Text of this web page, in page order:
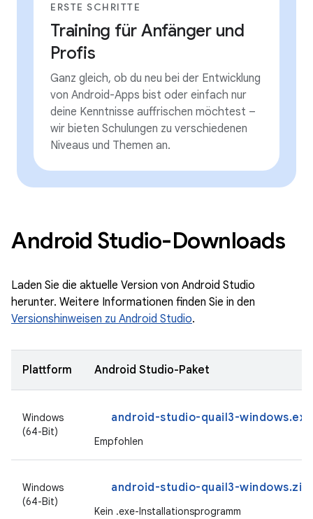
ERSTE SCHRITTE
Training für Anfänger und
Profis
Ganz gleich, ob du neu bei der Entwicklung
von Android-Apps bist oder einfach nur
deine Kenntnisse auffrischen möchtest –
wir bieten Schulungen zu verschiedenen
Niveaus und Themen an.
Android Studio-Downloads
Laden Sie die aktuelle Version von Android Studio
herunter. Weitere Informationen finden Sie in den
Versionshinweisen zu Android Studio.
Plattform Android Studio-Paket
Windows
(64-Bit)
android-studio-quail3-windows.exe
Empfohlen
Windows
(64-Bit)
android-studio-quail3-windows.zip
Kein .exe-Installationsprogramm